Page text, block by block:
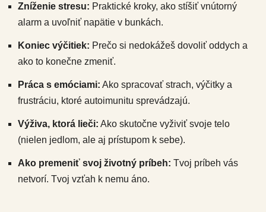
Zníženie stresu: Praktické kroky, ako stíšiť vnútorný
alarm a uvoľniť napätie v bunkách.
Koniec výčitiek: Prečo si nedokážeš dovoliť oddych a
ako to konečne zmeniť.
Práca s emóciami: Ako spracovať strach, výčitky a
frustráciu, ktoré autoimunitu sprevádzajú.
Výživa, ktorá lieči: Ako skutočne vyživiť svoje telo
(nielen jedlom, ale aj prístupom k sebe).
Ako premeniť svoj životný príbeh: Tvoj príbeh vás
netvorí. Tvoj vzťah k nemu áno.